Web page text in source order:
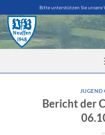
Inhalt
springen
Bitte unterstützen Sie unsere
JUGEND
Bericht der